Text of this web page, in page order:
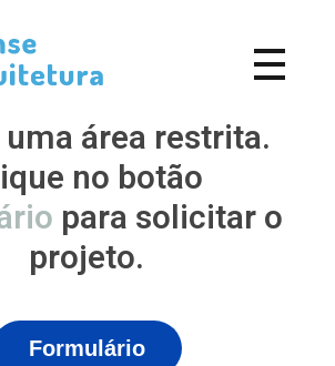
uma área restrita.
no botão
para solicitar o
projeto.
Formulário